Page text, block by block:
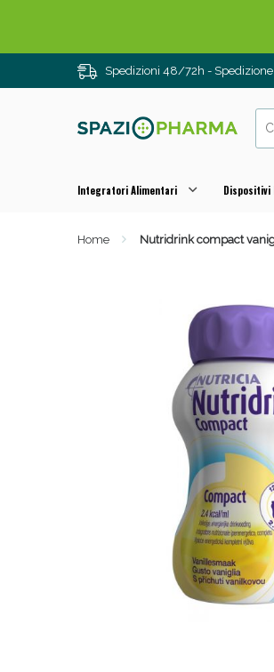
Spedizioni 48/72h -
Integratori Alimentari Dispositivi
Home Nutridrink compact